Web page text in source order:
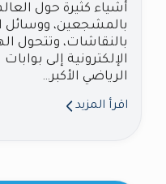
أشياء كثيرة حول
بالمشجعين، ووسائل
بالنقاشات، وتتحول
الإلكترونية إلى
الرياضي الأكبر…
اقرأ المزيد